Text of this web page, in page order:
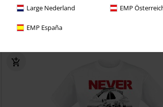
Large Nederland EMP
EMP España
con una prueba de 30 días de nuestro